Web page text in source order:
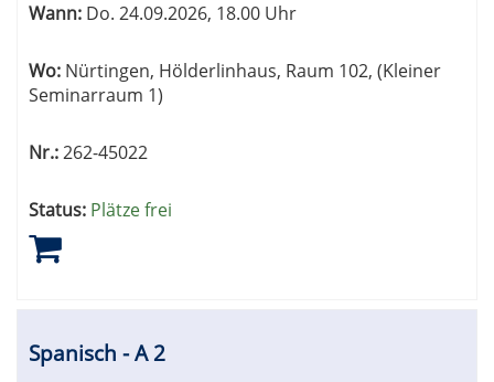
Wann: Do. 24.09.2026, 18.00 Uhr
Wo: Nürtingen, Hölderlinhaus, Raum 102, (Kleiner
Seminarraum 1)
Nr.:262-45022
Status: Plätze frei
Spanisch - A 2